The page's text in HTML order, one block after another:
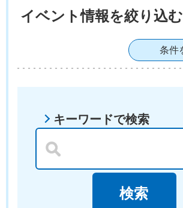
イベント情報を絞り込む
条件
キーワードで検索